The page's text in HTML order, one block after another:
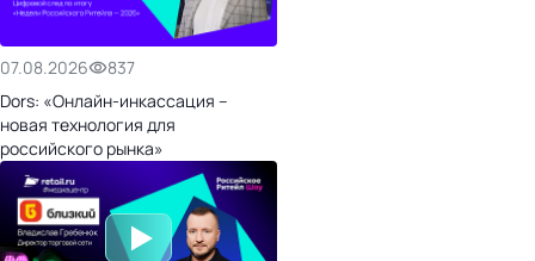
07.08.2026
837
Dors: «Онлайн-инкассация –
новая технология для
российского рынка»